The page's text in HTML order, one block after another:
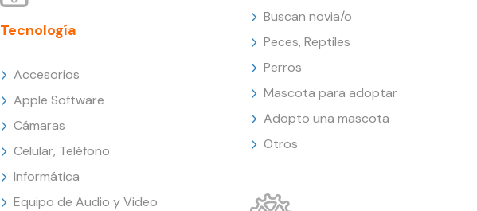
Tecnología
Accesorios
Apple Software
Cámaras
Celular, Teléfono
Informática
Equipo de Audio y Video
Buscan novia/o
Peces, Reptiles
Perros
Mascota para adoptar
Adopto una mascota
Otros